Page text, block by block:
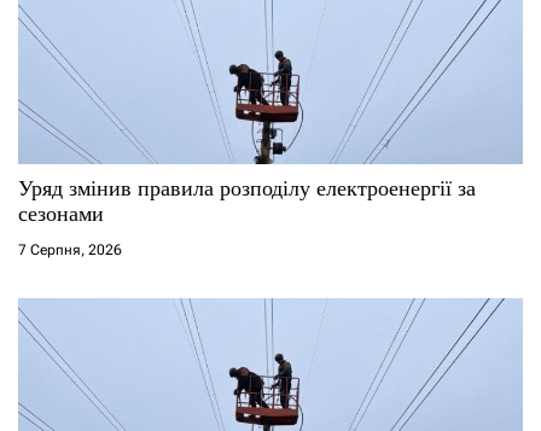
Уряд змінив правила розподілу електроенергії за
сезонами
7 Серпня, 2026